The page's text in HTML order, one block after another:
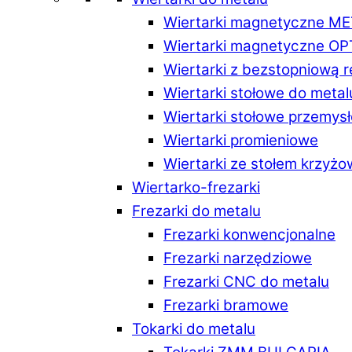
Wiertarki magnetyczne
Wiertarki magnetyczne
Wiertarki z bezstopniową
Wiertarki stołowe do
Wiertarki stołowe
Wiertarki promieniowe
Wiertarki ze stołem
Wiertarko-frezarki
Frezarki do metalu
Frezarki konwencjonalne
Frezarki narzędziowe
Frezarki CNC do metalu
Frezarki bramowe
Tokarki do metalu